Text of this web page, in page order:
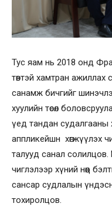
Тус яам нь 2018 онд
төвтэй хамтран
санамж бичгийг
хуулийн төсөл
үед тандан судалгааны
аппликейшн хөгжүүлэх
талууд санал солилцов.
чиглэлээр хүний нөөц
сансар судлалын
тохиролцов.